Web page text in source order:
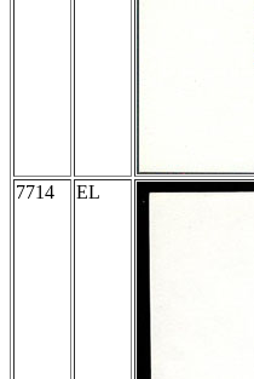
7714 EL